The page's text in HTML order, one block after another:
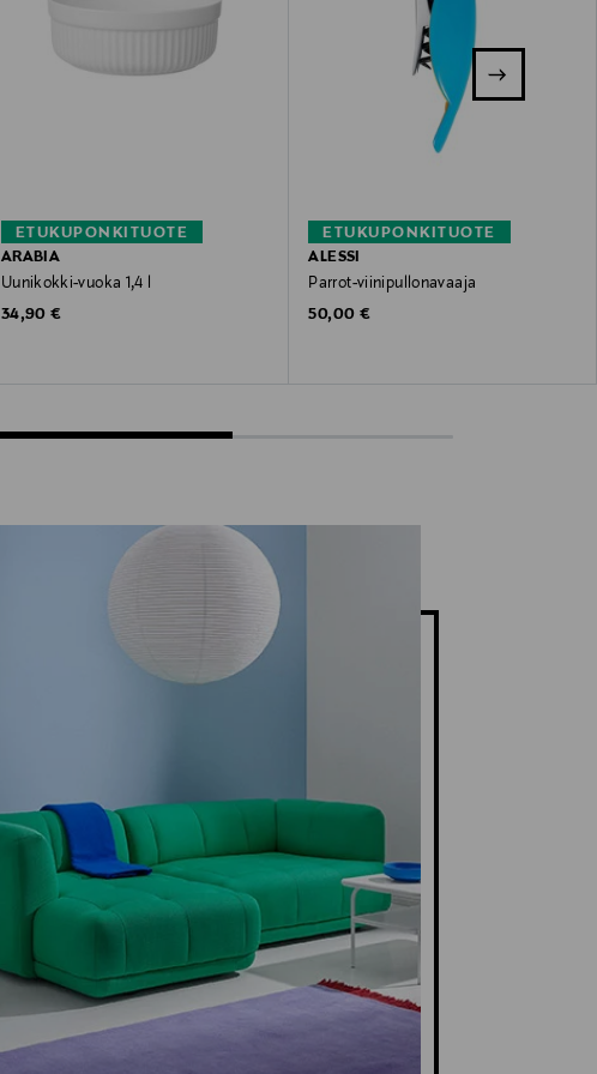
ETUKUPONKITUOTE
ARABIA
Uunikokki-vuoka 1,4 l
Original Price
34,90 €
ETUKUPONKITUOTE
ALESSI
Parrot-viinipullonavaaja
Original Price
50,00 €